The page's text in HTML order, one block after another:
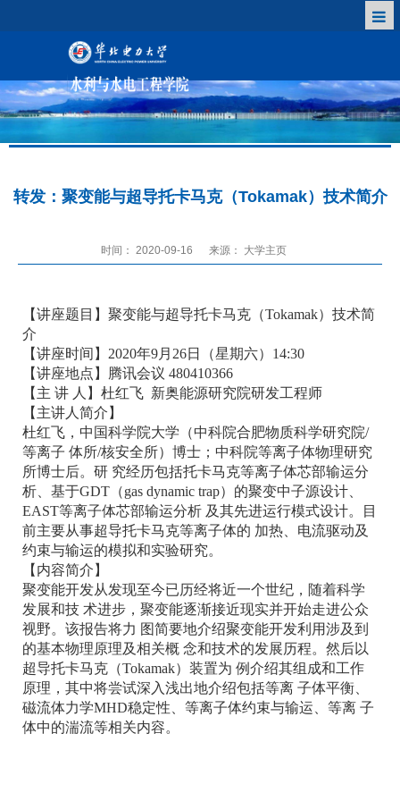
转发：聚变能与超导托卡马克（Tokamak）技术简介
时间： 2020-09-16 来源： 大学主页
【讲座题目】聚变能与超导托卡马克（Tokamak）技术简
介
【讲座时间】2020年9月26日（星期六）14:30
【讲座地点】腾讯会议 480410366
【 主 讲 人 】杜红飞 新奥能源研究院研发工程师
【主讲人简介】
杜红飞，中国科学院大学（中科院合肥物质科学研究院/
等离子 体所/核安全所）博士；中科院等离子体物理研究
所博士后。研 究经历包括托卡马克等离子体芯部输运分
析、基于GDT（gas dynamic trap）的聚变中子源设计、
EAST等离子体芯部输运分析 及其先进运行模式设计。目
前主要从事超导托卡马克等离子体的 加热、电流驱动及
约束与输运的模拟和实验研究。
【内容简介】
聚变能开发从发现至今已历经将近一个世纪，随着科学
发展和技 术进步，聚变能逐渐接近现实并开始走进公众
视野。该报告将力 图简要地介绍聚变能开发利用涉及到
的基本物理原理及相关概 念和技术的发展历程。然后以
超导托卡马克（Tokamak）装置为 例介绍其组成和工作
原理，其中将尝试深入浅出地介绍包括等离 子体平衡、
磁流体力学MHD稳定性、等离子体约束与输运、等离 子
体中的湍流等相关内容。